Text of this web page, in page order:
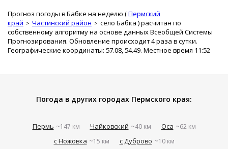
Прогноз погоды в Бабке на неделю (Пермский
край
Частинский район село Бабка ) расчитан по
собственному алгоритму на основе данных Всеобщей Системы
Прогнозирования. Обновление происходит 4 раза в сутки.
Географические координаты: 57.08, 54.49. Местное время 11:52
Погода в других городах Пермского края:
Пермь ~147 км Чайковский ~40 км Оса ~62 км
с Ножовка ~15 км с Дуброво ~10 км